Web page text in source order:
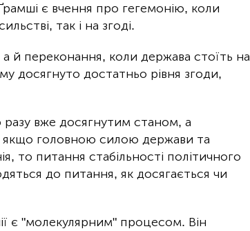
є вчення про гегемонію, коли
так і на згоді.
й переконання, коли держава стоїть на
досягнуто достатньо рівня згоди,
вже досягнутим станом, а
головною силою держави та
то питання стабільності політичного
до питання, як досягається чи
є "молекулярним" процесом. Він